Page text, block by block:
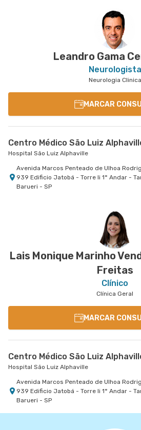
Avenida Dionysia Alves Barreto nr. 678 -
Leandro Gama
Neurologista
Neurologia Clinica
MARCAR
Centro Médico São Luiz
Hospital São Luiz Alphaville
Avenida Marcos Penteado de Ulhoa
939 Edificio Jatobá - Torre Ii 1° Andar -
Barueri - SP
Lais Monique Marinho
Freitas
Clínico
Clínica Geral
MARCAR
Centro Médico São Luiz
Hospital São Luiz Alphaville
Avenida Marcos Penteado de Ulhoa
939 Edificio Jatobá - Torre Ii 1° Andar -
Barueri - SP